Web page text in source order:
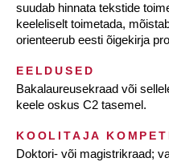
suudab hinnata tekstide
keeleliselt toimetada,
orienteerub eesti õigekirja
EELDUSED
Bakalaureusekraad või
keele oskus C2 tasemel.
KOOLITAJA
Doktori- või magistrikraad;